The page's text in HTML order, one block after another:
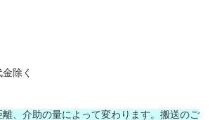
除く
、介助の量によって変わります。搬送のご